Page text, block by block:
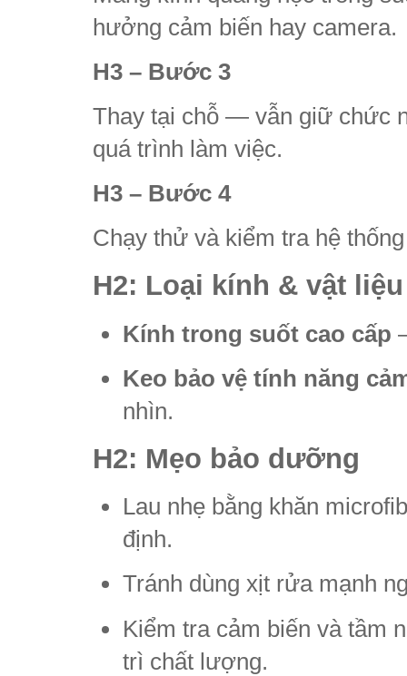
hưởng cảm biến hay camera.
H3 – Bước 3
Thay tại chỗ — vẫn giữ chức
quá trình làm việc.
H3 – Bước 4
Chạy thử và kiểm tra hệ
H2: Loại kính & vật
Kính trong suốt cao cấp
Keo bảo vệ tính năng
nhìn.
H2: Mẹo bảo dưỡng
Lau nhẹ bằng khăn
định.
Tránh dùng xịt rửa mạnh
Kiểm tra cảm biến và tầm
trì chất lượng.